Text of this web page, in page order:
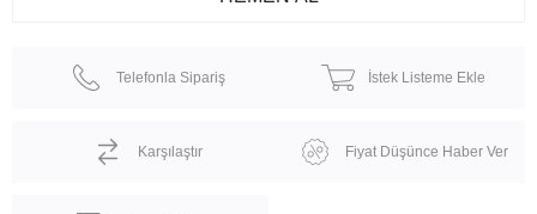
Telefonla Sipariş İstek Listeme Ekle
Karşılaştır Fiyat Düşünce Haber Ver